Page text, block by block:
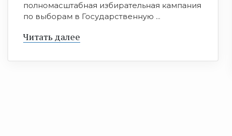
полномасштабная избирательная кампания
по выборам в Государственную ...
Читать далее